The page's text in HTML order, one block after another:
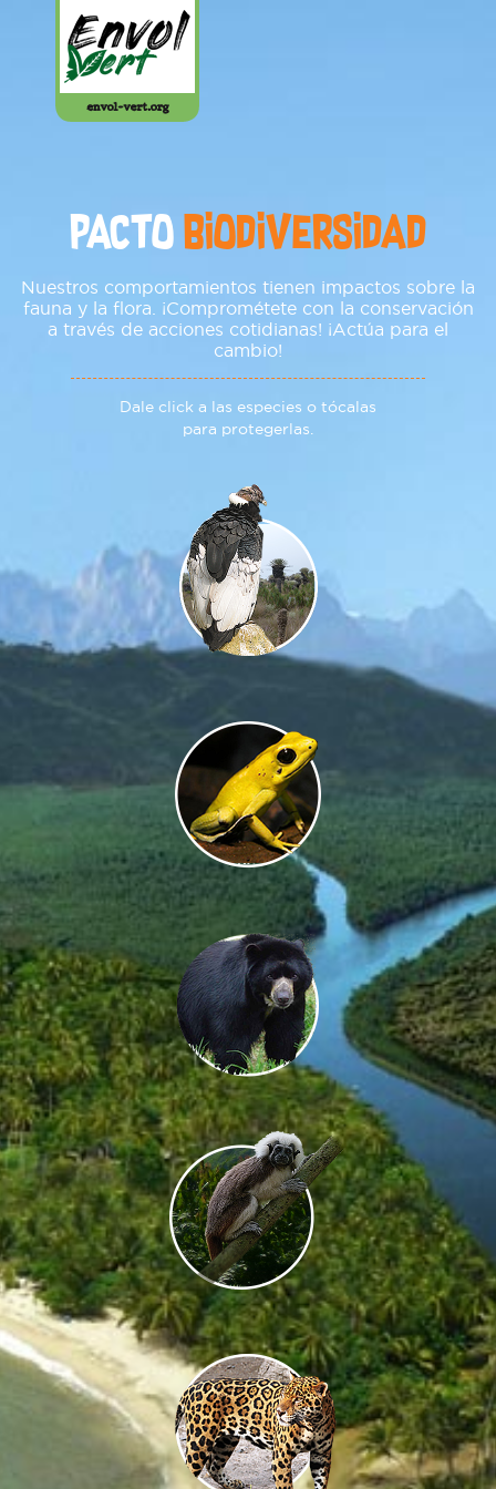
PactoBiodiversidad
Nuestros comportamientos tienen impactos sobre la
fauna y la flora. ¡Comprométete con la conservación
a través de acciones cotidianas! ¡Actúa para el
cambio!
Dale click a las especies o tócalas
para protegerlas.
Firmar el Pacto
Pacto Biodiversidad
Te compromiste a
Ahorra energía, apaga tus luces y
conexiones mientras no las necesites
Utiliza productos biodegradables en casas y
jardines
Cierra la llave, ahorra agua.
Compra madera legal y recicla el papel
No participes al comercio ilegal de fauna
Tu ciudad*
Tu edad*
Acepto recibir información sobre buenas prácticas, como
cumplir mis compromisos y sobre avances del Pacto
Biodiversidad y de la Fundación Envol Vert.
Acepto recibir información de los aliados del Pacto.
Si firmo el Pacto Biodiversidad
* campos obligatorios